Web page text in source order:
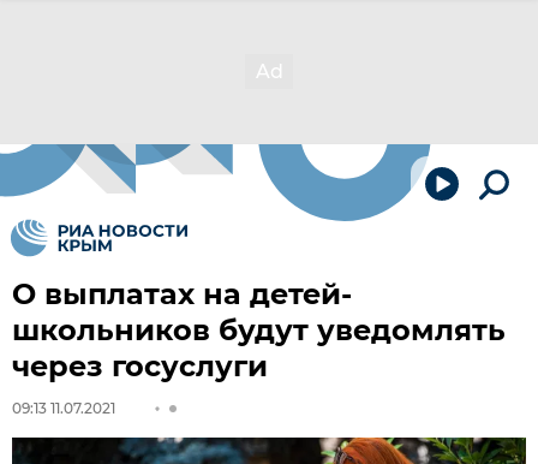
О выплатах на детей-
школьников будут уведомлять
через госуслуги
09:13 11.07.2021